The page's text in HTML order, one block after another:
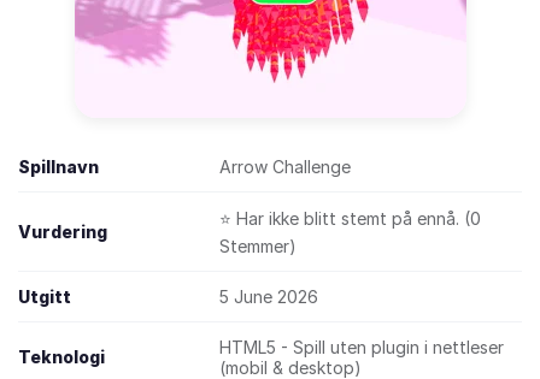
Spillnavn Arrow Challenge
Vurdering
⭐ Har ikke blitt stemt på ennå. (0
Stemmer)
Utgitt 5 June 2026
Teknologi
HTML5 - Spill uten plugin i nettleser
(mobil & desktop)